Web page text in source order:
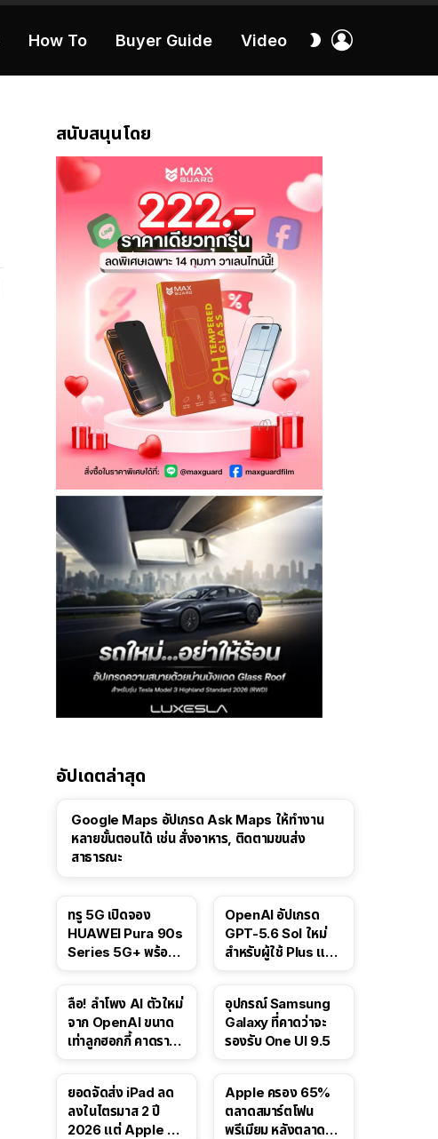
How To Buyer Guide Video
สลับ
สนับสนุนโดย
อัปเดตล่าสุด
Google Maps อัปเกรด Ask Maps ให้ทำงาน
หลายขั้นตอนได้ เช่น สั่งอาหาร, ติดตามขนส่ง
สาธารณะ
ทรู 5G เปิดจอง
HUAWEI Pura 90s
Series 5G+ พร้อม
OpenAI อัปเกรด
GPT-5.6 Sol ใหม่
สำหรับผู้ใช้ Plus และ
ลือ! ลำโพง AI ตัวใหม่
จาก OpenAI ขนาด
เท่าลูกฮอกกี้ คาดราคา
อุปกรณ์ Samsung
Galaxy ที่คาดว่าจะ
รองรับ One UI 9.5
ยอดจัดส่ง iPad ลด
ลงในไตรมาส 2 ปี
2026 แต่ Apple ยัง
Apple ครอง 65%
ตลาดสมาร์ตโฟน
พรีเมียม หลังตลาดทำ